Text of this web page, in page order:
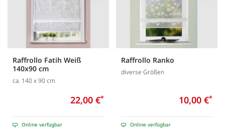
Raffrollo Fatih Weiß
140x90 cm
ca. 140 x 90 cm
22,00 €*
Online verfügbar
Raffrollo Ranko
diverse Größen
10,00 €*
Online verfügbar